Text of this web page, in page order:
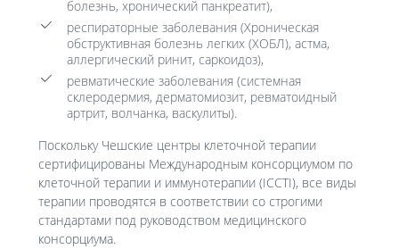
болезнь, хронический панкреатит),
респираторные заболевания (Хроническая
обструктивная болезнь легких (ХОБЛ), астма,
аллергический ринит, саркоидоз),
ревматические заболевания (системная
склеродермия, дерматомиозит, ревматоидный
артрит, волчанка, васкулиты).
Поскольку Чешские центры клеточной терапии
сертифицированы Международным консорциумом по
клеточной терапии и иммунотерапии (ICCTI), все виды
терапии проводятся в соответствии со строгими
стандартами под руководством медицинского
консорциума.